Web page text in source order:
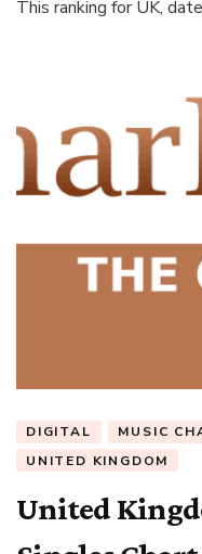
This ranking for UK,
DIGITAL MUSIC
UNITED KINGDOM
United